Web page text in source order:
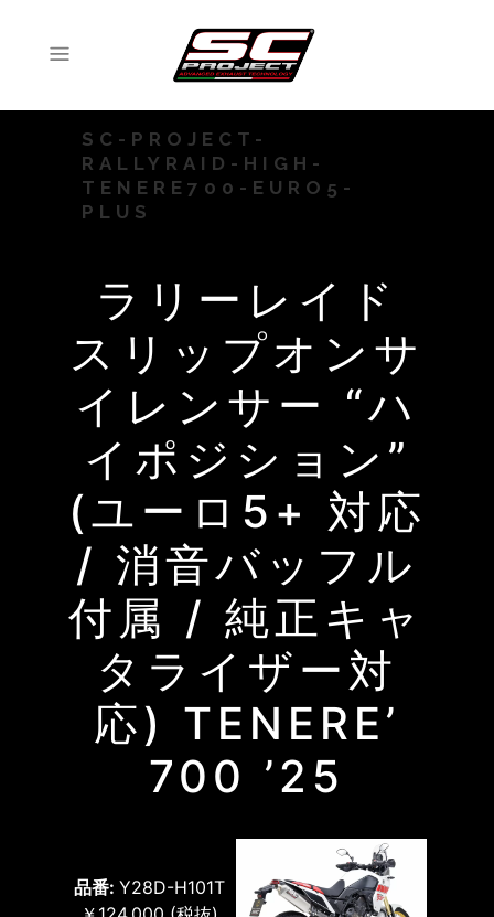
SC-PROJECT-
RALLYRAID-HIGH-
TENERE700-EURO5-
PLUS
ラリーレイド
スリップオンサ
イレンサー “ハ
イポジション”
(ユーロ5+ 対応
/ 消音バッフル
付属 / 純正キャ
タライザー対
応) TENERE’
700 ’25
品番: Y28D-H101T